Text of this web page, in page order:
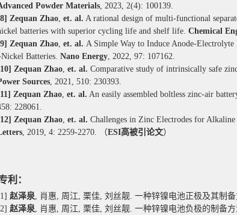
Powder Materials, 2023, 2(4): 100139.
Zequan Zhao, et. al. A rational design of multi-functional
batteries with superior cycling life and shelf life. Chemical
Zequan Zhao, et. al. A Simple Way to Induce Anode-
Batteries. Nano Energy, 2022, 97: 107162.
Zequan Zhao, et. al. Comparative study of intrinsically safe
Sources, 2021, 510: 230393.
Zequan Zhao, et. al. An easily assembled boltless zinc-air
: 228061.
Zequan Zhao, et. al. Challenges in Zinc Electrodes for
, 2019, 4: 2259-2270. （ESI高被引论文）
利：
赵泽泉, 肖惠, 周江, 栗佳, 刘丝靓. 一种锌镍电池正极及其制备
赵泽泉, 肖惠, 周江, 栗佳, 刘丝靓. 一种锌镍电池负极的制备方